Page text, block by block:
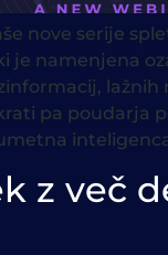
nove serije
je namenjena
lažnih
pa poudarja
z več